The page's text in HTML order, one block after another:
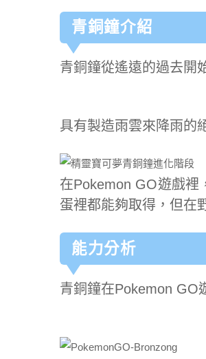
青銅鐘介紹
青銅鐘從遙遠的過去開
具有製造雨雲來降雨的
在Pokemon GO遊戲裡
蛋裡都能夠取得，但在
能力分析
青銅鐘在Pokemon GO